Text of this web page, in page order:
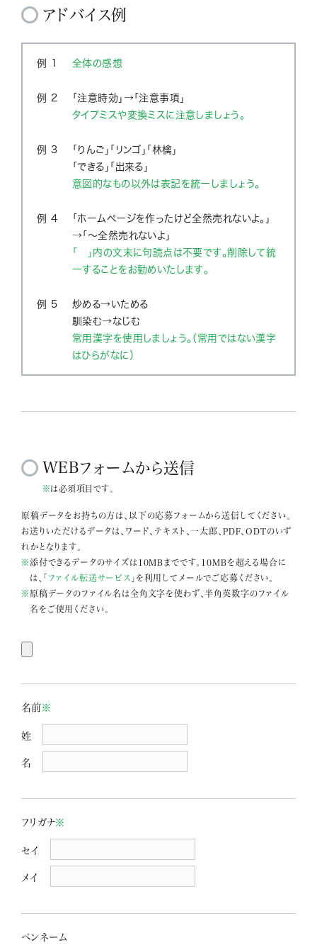
アドバイス例
例 1 全体の感想
例 2
「注意時効」→「注意事項」
タイプミスや変換ミスに注意しましょう。
例 3
「りんご」「リンゴ」「林檎」
「できる」「出来る」
意図的なもの以外は表記を統一しましょう。
例 4
「ホームページを作ったけど全然売れないよ。」
→「～全然売れないよ」
「 」内の文末に句読点は不要です。削除して統
一することをお勧めいたします。
例 5
炒める→いためる
馴染む→なじむ
常用漢字を使用しましょう。（常用ではない漢字
はひらがなに）
WEBフォームから送信
※は必須項目です。
原稿データをお持ちの方は、以下の応募フォームから送信してください。
お送りいただけるデータは、ワード、テキスト、一太郎、PDF、ODTのいず
れかとなります。
※添付できるデータのサイズは10MBまでです。10MBを超える場合に
は、「ファイル転送サービス 」を利用してメールでご応募ください。
※ 原稿データのファイル名は全角文字を使わず、半角英数字のファイル
名をご使用ください。
名前※
姓
名
フリガナ※
セイ
メイ
ペンネーム